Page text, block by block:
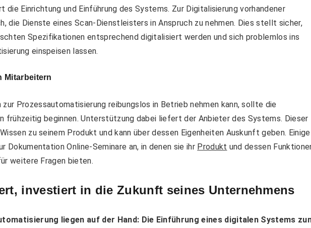
die Einrichtung und Einführung des Systems. Zur Digitalisierung vorhandener
die Dienste eines Scan-Dienstleisters in Anspruch zu nehmen. Dies stellt sicher,
Spezifikationen entsprechend digitalisiert werden und sich problemlos ins
einspeisen lassen.
Mitarbeitern
Prozessautomatisierung reibungslos in Betrieb nehmen kann, sollte die
frühzeitig beginnen. Unterstützung dabei liefert der Anbieter des Systems. Dieser
zu seinem Produkt und kann über dessen Eigenheiten Auskunft geben. Einige
Dokumentation Online-Seminare an, in denen sie ihr Produkt und dessen
weitere Fragen bieten.
investiert in die Zukunft seines Unternehmens
liegen auf der Hand: Die Einführung eines digitalen Systems